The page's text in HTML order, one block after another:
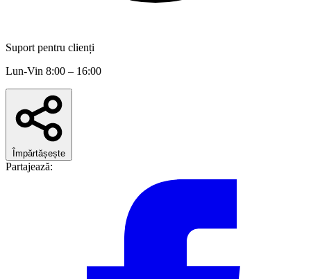
Suport pentru clienți
Lun-Vin 8:00 – 16:00
Împărtășește
Partajează: